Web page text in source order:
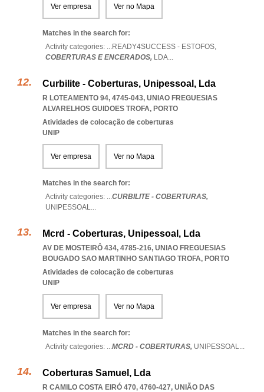
Ver empresa Ver no Mapa
Matches in the search for:
Activity categories: ...READY4SUCCESS - ESTOFOS,
COBERTURAS E ENCERADOS, LDA...
Curbilite - Coberturas, Unipessoal, Lda
R LOTEAMENTO 94, 4745-043, UNIAO FREGUESIAS
ALVARELHOS GUIDOES TROFA, PORTO
Atividades de colocação de coberturas
UNIP
Ver empresa Ver no Mapa
Matches in the search for:
Activity categories: ...CURBILITE - COBERTURAS,
UNIPESSOAL...
Mcrd - Coberturas, Unipessoal, Lda
AV DE MOSTEIRÔ 434, 4785-216, UNIAO FREGUESIAS
BOUGADO SAO MARTINHO SANTIAGO TROFA, PORTO
Atividades de colocação de coberturas
UNIP
Ver empresa Ver no Mapa
Matches in the search for:
Activity categories: ...MCRD - COBERTURAS, UNIPESSOAL...
Coberturas Samuel, Lda
R CAMILO COSTA EIRÓ 470, 4760-427, UNIÃO DAS